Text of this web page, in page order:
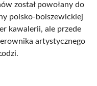
został powołany do
polsko-bolszewickiej
kawalerii, ale przede
artystycznego